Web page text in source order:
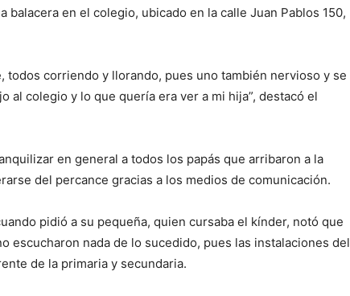
balacera en el colegio, ubicado en la calle Juan Pablos 150,
todos corriendo y llorando, pues uno también nervioso y se
al colegio y lo que quería era ver a mi hija”, destacó el
en general a todos los papás que arribaron a la
del percance gracias a los medios de comunicación.
pidió a su pequeña, quien cursaba el kínder, notó que
escucharon nada de lo sucedido, pues las instalaciones del
de la primaria y secundaria.